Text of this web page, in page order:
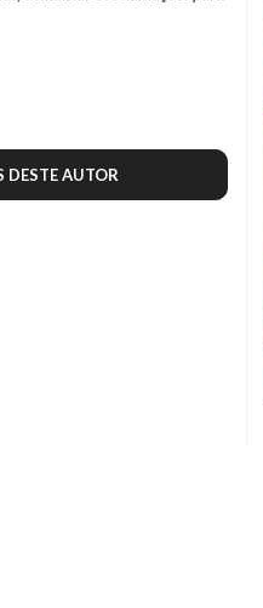
DESTE AUTOR